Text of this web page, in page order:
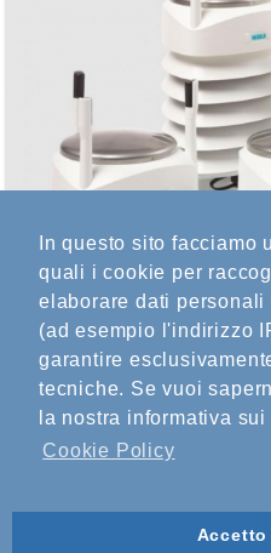
In questo sito facciamo
quali i cookie per
elaborare dati
(ad esempio l'indirizzo
garantire
tecniche. Se vuoi
la nostra informativa
Cookie Policy
Accetto
WXT530
Vaisala
Strumento compatto per
meteo.
Informazioni